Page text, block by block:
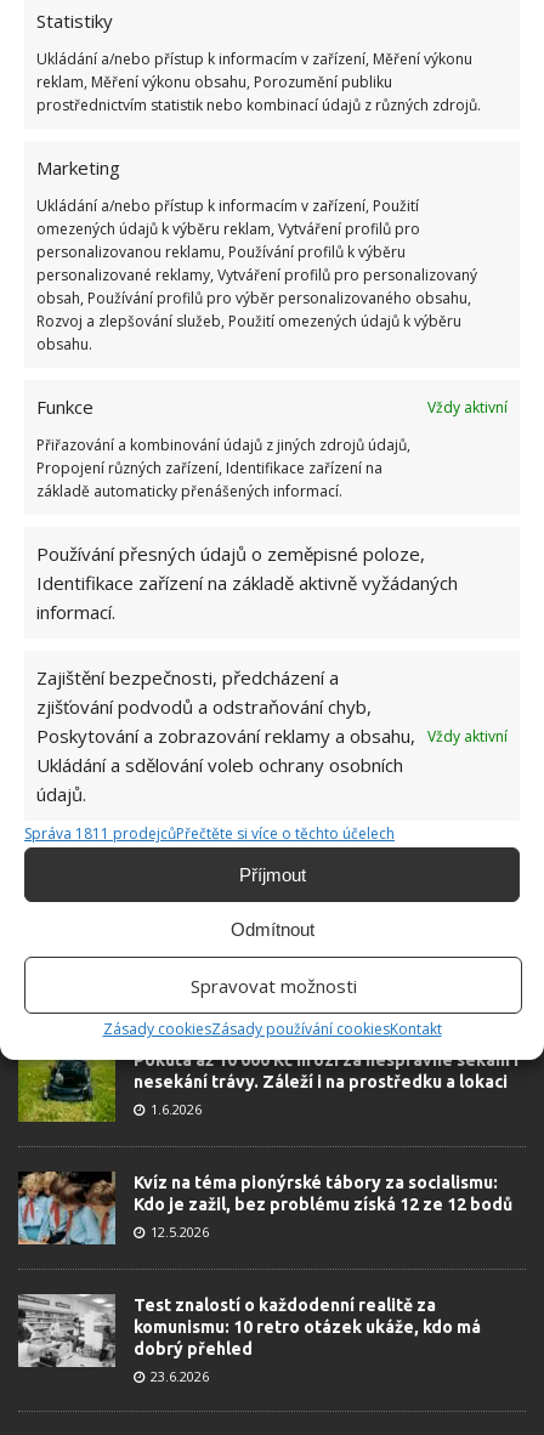
Statistiky
Ukládání a/nebo přístup k informacím v zařízení, Měření výkonu
reklam, Měření výkonu obsahu, Porozumění publiku
prostřednictvím statistik nebo kombinací údajů z různých zdrojů.
Marketing
Ukládání a/nebo přístup k informacím v zařízení, Použití
omezených údajů k výběru reklam, Vytváření profilů pro
personalizovanou reklamu, Používání profilů k výběru
personalizované reklamy, Vytváření profilů pro personalizovaný
obsah, Používání profilů pro výběr personalizovaného obsahu,
Rozvoj a zlepšování služeb, Použití omezených údajů k výběru
obsahu.
Funkce
Vždy aktivní
Přiřazování a kombinování údajů z jiných zdrojů údajů,
Propojení různých zařízení, Identifikace zařízení na
základě automaticky přenášených informací.
Používání přesných údajů o zeměpisné poloze,
Identifikace zařízení na základě aktivně vyžádaných
informací.
Zajištění bezpečnosti, předcházení a
zjišťování podvodů a odstraňování chyb,
Poskytování a zobrazování reklamy a obsahu,
Ukládání a sdělování voleb ochrany osobních
údajů.
Vždy aktivní
Správa 1811 prodejcůPřečtěte si více o těchto účelech
Příjmout
Odmítnout
Spravovat možnosti
Zásady cookiesZásady používání cookiesKontakt
recyklovat spolu s krabicí. Hodí se i různé pytlíčky na
balení věcí, které patří k sobě. Mohou to být klasické
pytlíky na svačinu i zip pytlíky. Vhodné je mít po ruce
též gumičky a klasickou kancelářskou lepicí pásku
pásku, ideálně rovnou se strojkem na odvíjení
pásky a lepení.Ten využijete ale pouze při skutečně
velkém stěhování. Nezapomeňte též na pořádný
tlustýčerný fix. Obsah každé krabice se totiž vyplatí
pořádně popsat. Pak snadno najdete, co ve které je.
A stěhování může začít.
Absolvent České zemědělské
univerzity, který je již od malička
OBLÍBENÉ ČLÁNKY
Pokuta až 10 000 Kč hrozí za nesprávné sekání i
nesekání trávy. Záleží i na prostředku a lokaci
1.6.2026
Kvíz na téma pionýrské tábory za socialismu:
Kdo je zažil, bez problému získá 12 ze 12 bodů
12.5.2026
Test znalostí o každodenní realitě za
komunismu: 10 retro otázek ukáže, kdo má
dobrý přehled
23.6.2026